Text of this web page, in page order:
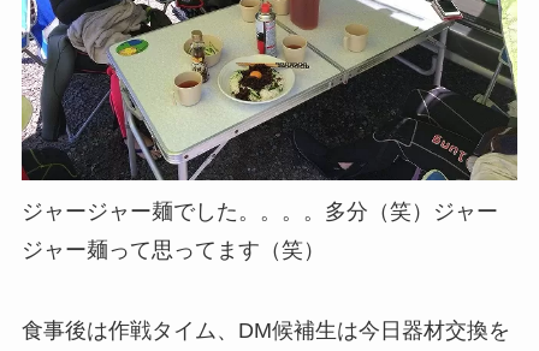
ジャージャー麺でした。。。。多分（笑）ジャー
ジャー麺って思ってます（笑）
食事後は作戦タイム、DM候補生は今日器材交換を